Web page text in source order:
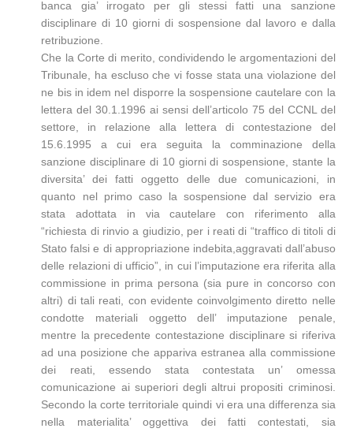
banca gia’ irrogato per gli stessi fatti una sanzione
disciplinare di 10 giorni di sospensione dal lavoro e dalla
retribuzione.
Che la Corte di merito, condividendo le argomentazioni del
Tribunale, ha escluso che vi fosse stata una violazione del
ne bis in idem nel disporre la sospensione cautelare con la
lettera del 30.1.1996 ai sensi dell’articolo 75 del CCNL del
settore, in relazione alla lettera di contestazione del
15.6.1995 a cui era seguita la comminazione della
sanzione disciplinare di 10 giorni di sospensione, stante la
diversita’ dei fatti oggetto delle due comunicazioni, in
quanto nel primo caso la sospensione dal servizio era
stata adottata in via cautelare con riferimento alla
“richiesta di rinvio a giudizio, per i reati di “traffico di titoli di
Stato falsi e di appropriazione indebita,aggravati dall’abuso
delle relazioni di ufficio”, in cui l’imputazione era riferita alla
commissione in prima persona (sia pure in concorso con
altri) di tali reati, con evidente coinvolgimento diretto nelle
condotte materiali oggetto dell’ imputazione penale,
mentre la precedente contestazione disciplinare si riferiva
ad una posizione che appariva estranea alla commissione
dei reati, essendo stata contestata un’ omessa
comunicazione ai superiori degli altrui propositi criminosi.
Secondo la corte territoriale quindi vi era una differenza sia
nella materialita’ oggettiva dei fatti contestati, sia